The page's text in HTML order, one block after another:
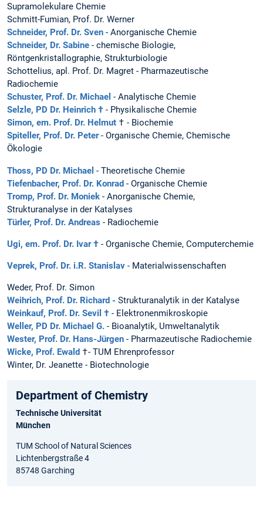
Supramolekulare Chemie
Schmitt-Fumian, Prof. Dr. Werner
Schneider, Prof. Dr. Sven - Anorganische Chemie
Schneider, Dr. Sabine - chemische Biologie,
Röntgenkristallographie, Strukturbiologie
Schottelius, apl. Prof. Dr. Magret - Pharmazeutische
Radiochemie
Schuster, Prof. Dr. Michael - Analytische Chemie
Selzle, PD Dr. Heinrich † - Physikalische Chemie
Simon, em. Prof. Dr. Helmut † - Biochemie
Spiteller, Prof. Dr. Peter- Organische Chemie, Chemische
Ökologie
Thoss, PD Dr. Michael - Theoretische Chemie
Tiefenbacher, Prof. Dr. Konrad - Organische Chemie
Tromp, Prof. Dr. Moniek - Anorganische Chemie,
Strukturanalyse in der Katalyses
Türler, Prof. Dr. Andreas - Radiochemie
Ugi, em. Prof. Dr. Ivar † - Organische Chemie, Computerchemie
Veprek, Prof. Dr. i.R. Stanislav - Materialwissenschaften
Weder, Prof. Dr. Simon
Weihrich, Prof. Dr. Richard - Strukturanalytik in der Katalyse
Weinkauf, Prof. Dr. Sevil † - Elektronenmikroskopie
Weller, PD Dr. Michael G. - Bioanalytik, Umweltanalytik
Wester, Prof. Dr. Hans-Jürgen - Pharmazeutische Radiochemie
Wicke, Prof. Ewald †- TUM Ehrenprofessor
Winter, Dr. Jeanette - Biotechnologie
Department of Chemistry
Technische Universität
München
TUM School of Natural Sciences
Lichtenbergstraße 4
85748 Garching